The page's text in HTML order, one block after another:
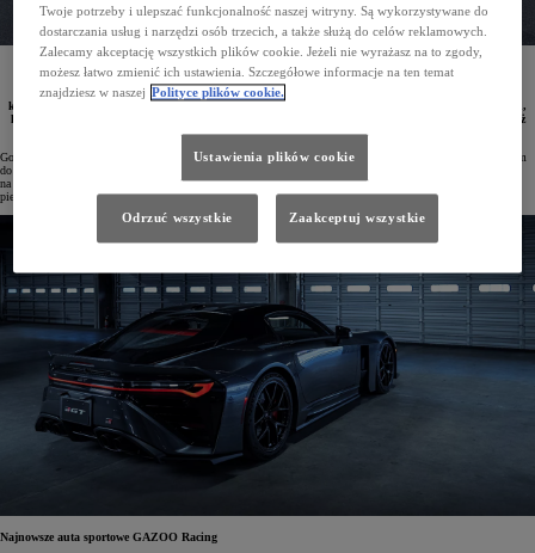
Podczas tegorocznego Goodwood Festival of Speed w dniach 9–12 lipca GAZOO Racing po raz
pierwszy w Europie pokaże modele GR GT oraz GR GT3 po ich światowym debiucie. Na trasie
wydarzenia pojawią się również GR Yaris Rally1 i DKR GR Hilux prowadzone przez czołowych
kierowców rajdowych. Odwiedzający będą mieli także okazję zobaczyć TR010 HYBRID – samochód,
który triumfował w tegorocznym wyścigu 24h Le Mans. W strefie wystawowej nie zabraknie również
nowego GR Yarisa Aero Performance oraz RAV4 GR SPORT.
Goodwood Festival of Speed 2026 odbędzie się pod hasłem „The Rivals – Epic Racing Duels” nawiązującym
do rywalizacji, która od dziesięcioleci stanowi siłę napędową rozwoju motoryzacji. Wydarzenie, zaplanowane
na 9–12 lipca na terenie historycznej posiadłości Goodwood House, będzie dla GAZOO Racing miejscem
pierwszego europejskiego pokazu modeli GR GT i GR GT3 w ich finalnej formie, już bez kamuflażu.
Najnowsze auta sportowe GAZOO Racing
Twoje potrzeby i ulepszać funkcjonalność naszej witryny. Są wykorzystywane do
dostarczania usług i narzędzi osób trzecich, a także służą do celów reklamowych.
Zalecamy akceptację wszystkich plików cookie. Jeżeli nie wyrażasz na to zgody,
możesz łatwo zmienić ich ustawienia. Szczegółowe informacje na ten temat
znajdziesz w naszej Polityce plików cookie.
Ustawienia plików cookie
Odrzuć wszystkie Zaakceptuj wszystkie